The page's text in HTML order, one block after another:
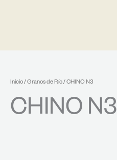
Inicio/ Granos de Río/ CHINO N3
CHINO N3